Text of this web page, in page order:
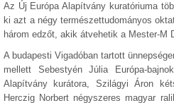
Az Új Európa Alapítvány kuratóriuma
ki azt a négy természettudományos
három edzőt, akik átvehetik a Mester-M
A budapesti Vigadóban tartott
mellett Sebestyén Júlia Európa-
Alapítvány kurátora, Szilágyi Áron
Herczig Norbert négyszeres magyar